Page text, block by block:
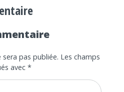
pas publiée. Les champs
avec *